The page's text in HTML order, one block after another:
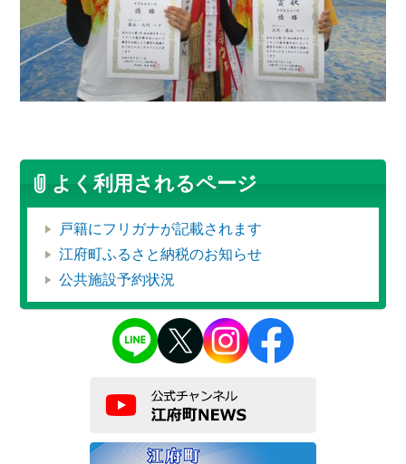
よく利用されるページ
戸籍にフリガナが記載されます
江府町ふるさと納税のお知らせ
公共施設予約状況